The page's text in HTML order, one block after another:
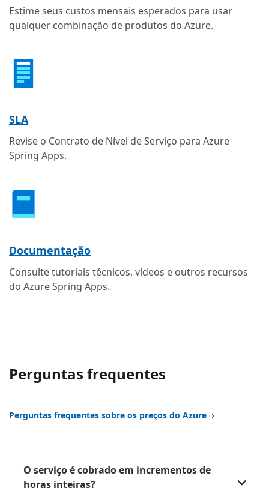
Estime seus custos mensais esperados para usar
qualquer combinação de produtos do Azure.
SLA
Revise o Contrato de Nível de Serviço para Azure
Spring Apps.
Documentação
Consulte tutoriais técnicos, vídeos e outros recursos
do Azure Spring Apps.
Perguntas frequentes
Perguntas frequentes sobre os preços do Azure
O serviço é cobrado em incrementos de
horas inteiras?